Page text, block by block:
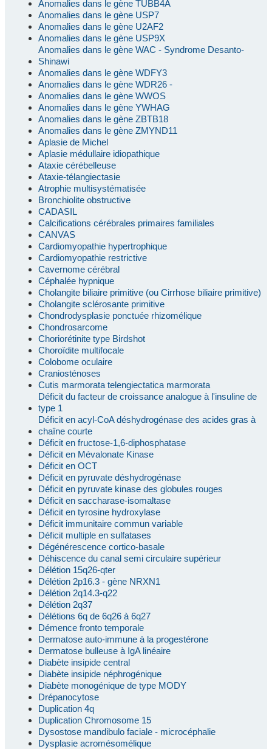
Anomalies dans le gène TUBB4A
Anomalies dans le gène USP7
Anomalies dans le gène U2AF2
Anomalies dans le gène USP9X
Anomalies dans le gène WAC - Syndrome Desanto-
Shinawi
Anomalies dans le gène WDFY3
Anomalies dans le gène WDR26 -
Anomalies dans le gène WWOS
Anomalies dans le gène YWHAG
Anomalies dans le gène ZBTB18
Anomalies dans le gène ZMYND11
Aplasie de Michel
Aplasie médullaire idiopathique
Ataxie cérébelleuse
Ataxie-télangiectasie
Atrophie multisystématisée
Bronchiolite obstructive
CADASIL
Calcifications cérébrales primaires familiales
CANVAS
Cardiomyopathie hypertrophique
Cardiomyopathie restrictive
Cavernome cérébral
Céphalée hypnique
Cholangite biliaire primitive (ou Cirrhose biliaire primitive)
Cholangite sclérosante primitive
Chondrodysplasie ponctuée rhizomélique
Chondrosarcome
Choriorétinite type Birdshot
Choroïdite multifocale
Colobome oculaire
Craniosténoses
Cutis marmorata telengiectatica marmorata
Déficit du facteur de croissance analogue à l'insuline de
type 1
Déficit en acyl-CoA déshydrogénase des acides gras à
chaîne courte
Déficit en fructose-1,6-diphosphatase
Déficit en Mévalonate Kinase
Déficit en OCT
Déficit en pyruvate déshydrogénase
Déficit en pyruvate kinase des globules rouges
Déficit en saccharase-isomaltase
Déficit en tyrosine hydroxylase
Déficit immunitaire commun variable
Déficit multiple en sulfatases
Dégénérescence cortico-basale
Déhiscence du canal semi circulaire supérieur
Délétion 15q26-qter
Délétion 2p16.3 - gène NRXN1
Délétion 2q14.3-q22
Délétion 2q37
Délétions 6q de 6q26 à 6q27
Démence fronto temporale
Dermatose auto-immune à la progestérone
Dermatose bulleuse à IgA linéaire
Diabète insipide central
Diabète insipide néphrogénique
Diabète monogénique de type MODY
Drépanocytose
Duplication 4q
Duplication Chromosome 15
Dysostose mandibulo faciale - microcéphalie
Dysplasie acromésomélique